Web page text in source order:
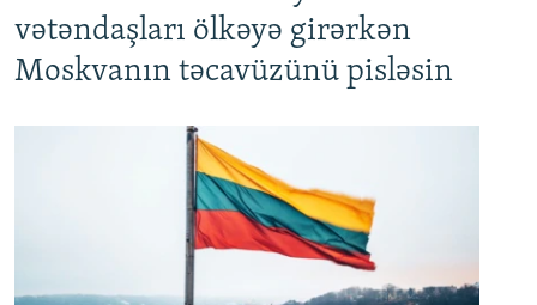
vətəndaşları ölkəyə girərkən
Moskvanın təcavüzünü pisləsin